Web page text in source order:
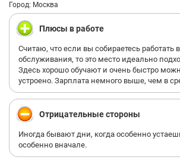
Город: Москва
Плюсы в работе
Считаю, что если вы собираетесь работать
обслуживания, то это место идеально
Здесь хорошо обучают и очень быстро
устроено. Зарплата немного выше, чем в
Отрицательные стороны
Иногда бывают дни, когда особенно
особенно вначале.